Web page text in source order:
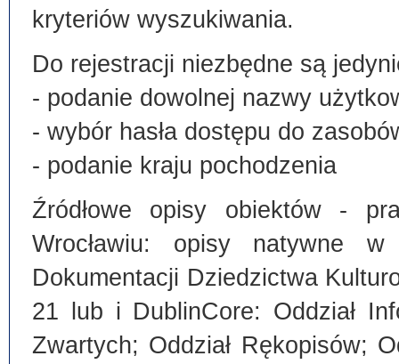
kryteriów wyszukiwania.
Do rejestracji niezbędne są
- podanie dowolnej nazwy
- wybór hasła dostępu do
- podanie kraju pochodzenia
Źródłowe opisy obiektów -
Wrocławiu: opisy natywne
Dokumentacji Dziedzictwa
21 lub i DublinCore: Oddział
Zwartych; Oddział Rękopisów;